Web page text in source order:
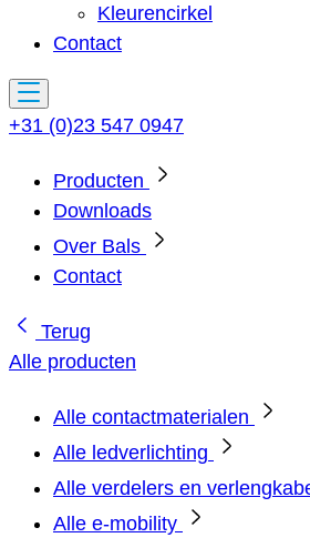
Kleurencirkel
Contact
+31 (0)23 547 0947
Producten
Downloads
Over Bals
Contact
Terug
Alle producten
Alle contactmaterialen
Alle ledverlichting
Alle verdelers en
Alle e-mobility